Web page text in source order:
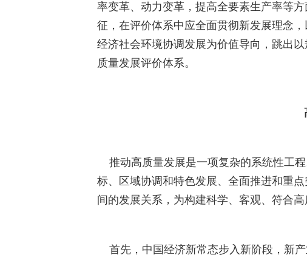
率变革、动力变革，提高全要素生产率等
征，在评价体系中应全面贯彻新发展理念
经济社会环境协调发展为价值导向，跳出
质量发展评价体系。
推动高质量发展是一项复杂的系统性工
标、区域协调和特色发展、全面推进和重点
间的发展关系，为构建科学、客观、符合
首先，中国经济新常态步入新阶段，新